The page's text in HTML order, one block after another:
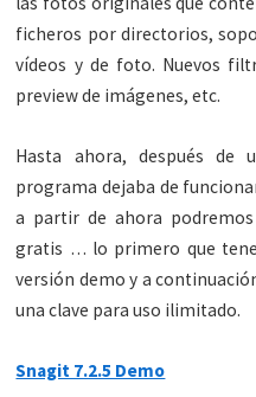
ficheros por directorios,
vídeos y de foto. Nuevos
preview de imágenes, etc.
Hasta ahora, después de
programa dejaba de
a partir de ahora
gratis … lo primero que
versión demo y a
una clave para uso ilimitado.
Snagit 7.2.5 Demo